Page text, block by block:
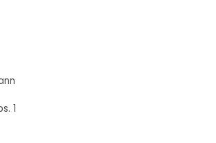
1